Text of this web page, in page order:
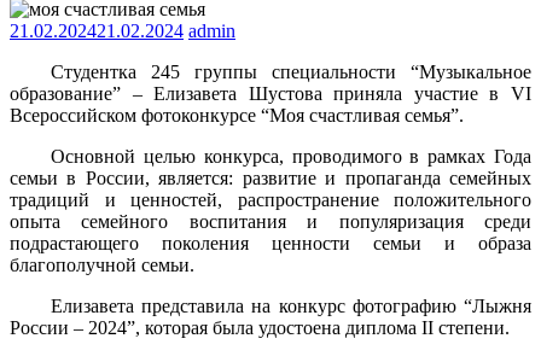
21.02.202421.02.2024 admin
Студентка 245 группы специальности “Музыкальное
образование” – Елизавета Шустова приняла участие в VI
Всероссийском фотоконкурсе “Моя счастливая семья”.
Основной целью конкурса, проводимого в рамках Года
семьи в России, является: развитие и пропаганда семейных
традиций и ценностей, распространение положительного
опыта семейного воспитания и популяризация среди
подрастающего поколения ценности семьи и образа
благополучной семьи.
Елизавета представила на конкурс фотографию “Лыжня
России – 2024”, которая была удостоена диплома II степени.